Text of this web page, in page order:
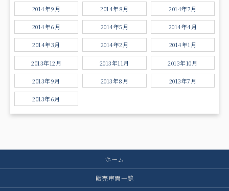
2014年9月 2014年8月 2014年7月
2014年6月 2014年5月 2014年4月
2014年3月 2014年2月 2014年1月
2013年12月 2013年11月 2013年10月
2013年9月 2013年8月 2013年7月
2013年6月
ホーム
販売車両一覧